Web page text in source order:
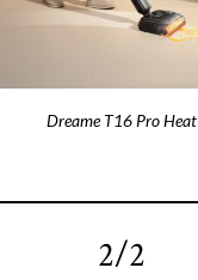
Dreame T16 Pro Heat
2/2